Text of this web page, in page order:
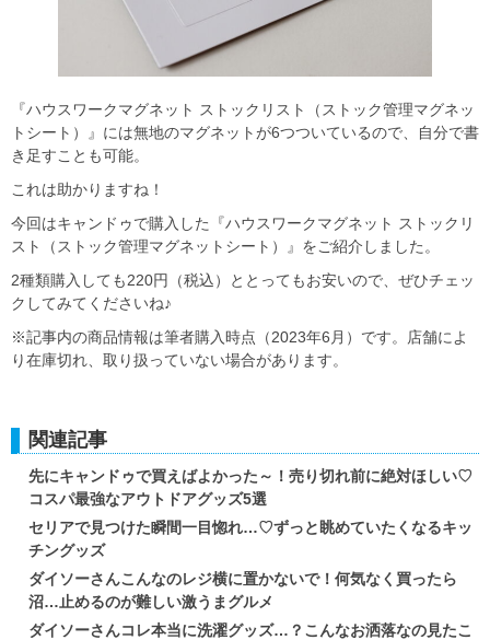
『ハウスワークマグネット ストックリスト（ストック管理マグネッ
トシート）』には無地のマグネットが6つついているので、自分で書
き足すことも可能。
これは助かりますね！
今回はキャンドゥで購入した『ハウスワークマグネット ストックリ
スト（ストック管理マグネットシート）』をご紹介しました。
2種類購入しても220円（税込）ととってもお安いので、ぜひチェッ
クしてみてくださいね♪
※記事内の商品情報は筆者購入時点（2023年6月）です。店舗によ
り在庫切れ、取り扱っていない場合があります。
関連記事
先にキャンドゥで買えばよかった～！売り切れ前に絶対ほしい♡
コスパ最強なアウトドアグッズ5選
セリアで見つけた瞬間一目惚れ…♡ずっと眺めていたくなるキッ
チングッズ
ダイソーさんこんなのレジ横に置かないで！何気なく買ったら
沼…止めるのが難しい激うまグルメ
ダイソーさんコレ本当に洗濯グッズ…？こんなお洒落なの見たこ